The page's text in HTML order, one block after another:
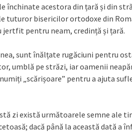
acestora din țară și din
tuturor bisericilor ortodoxe din
jertfit pentru neam, credință și țară.
sunt înălțate rugăciuni pentru
umblă pe străzi, iar oamenii
„scărișoare” pentru a ajuta
zi există următoarele semne ale
dacă până la această dată